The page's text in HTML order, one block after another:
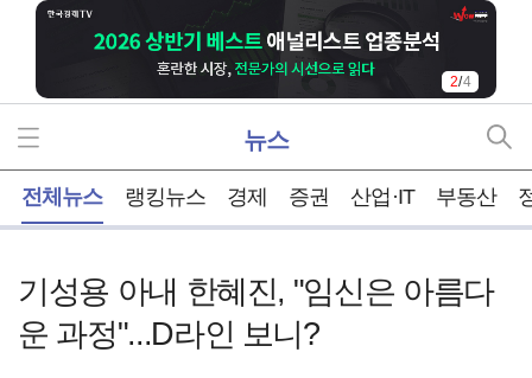
3/4
뉴스
전체뉴스 랭킹뉴스 경제 증권 산업·IT 부동산
기성용 아내 한혜진, "임신은 아름다
운 과정"...D라인 보니?